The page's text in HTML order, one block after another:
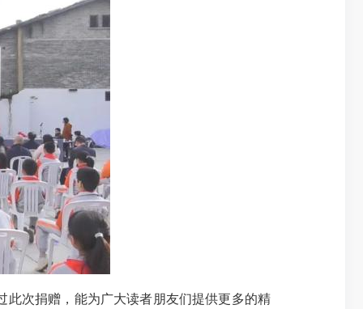
次捐赠，能为广大读者朋友们提供更多的精